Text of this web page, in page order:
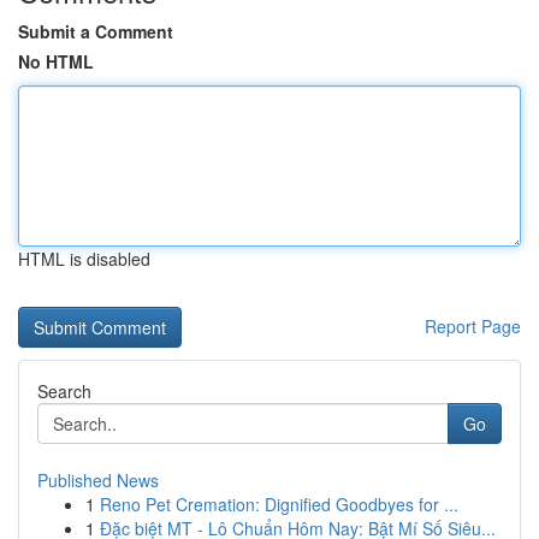
Submit a Comment
No HTML
HTML is disabled
Report Page
Search
Go
Published News
1 Reno Pet Cremation: Dignified Goodbyes for ...
1 Đặc biệt MT - Lô Chuẩn Hôm Nay: Bật Mí Số Siêu...